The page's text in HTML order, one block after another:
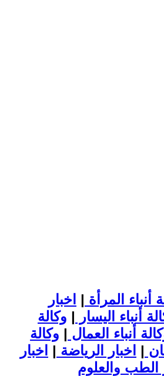
أنباء المرأة | اخبار
أنباء اليسار | وكالة
أنباء العمال | وكالة
| اخبار الرياضة | اخبار